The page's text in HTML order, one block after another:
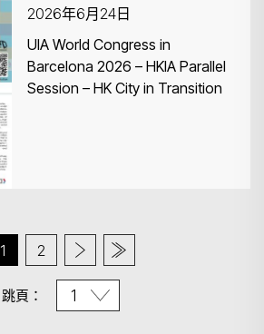
2026年6月24日
UIA World Congress in
Barcelona 2026 – HKIA Parallel
Session – HK City in Transition
1 2
跳頁：